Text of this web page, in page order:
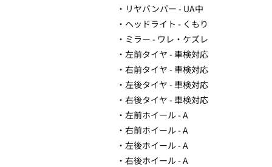
・リヤバンパー - UA中
・ヘッドライト - くもり
・ミラー - ワレ・ケズレ
・左前タイヤ - 車検対応
・右前タイヤ - 車検対応
・左後タイヤ - 車検対応
・右後タイヤ - 車検対応
・左前ホイール - A
・右前ホイール - A
・左後ホイール - A
・右後ホイール - A